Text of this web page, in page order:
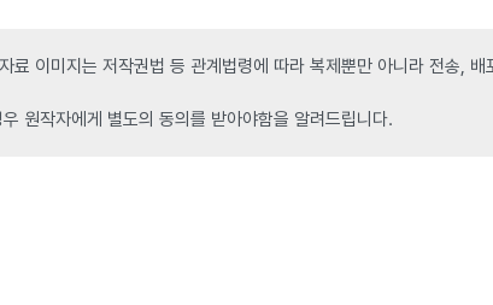
료 이미지는 저작권법 등 관계법령에 따라 복제뿐만 아니라 전송,
원작자에게 별도의 동의를 받아야함을 알려드립니다.